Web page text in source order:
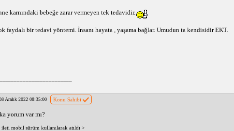
karnındaki bebeğe zarar vermeyen tek tedavidir.
faydalı bir tedavi yöntemi. İnsanı hayata , yaşama bağlar. Umudun ta kendisidir EKT.
Aralık 2022 08:35:00 Konu Sahibi
yorum var mı?
ileti mobil sürüm kullanılarak atıldı >